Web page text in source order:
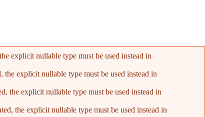
explicit nullable type must be used instead in
explicit nullable type must be used instead in
the explicit nullable type must be used instead in
the explicit nullable type must be used instead in